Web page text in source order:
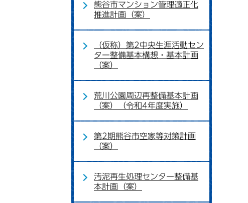
熊谷市マンション管理適正化
推進計画（案）
（仮称）第2中央生涯活動セン
ター整備基本構想・基本計画
（案）
荒川公園周辺再整備基本計画
（案）（令和4年度実施）
第2期熊谷市空家等対策計画
（案）
汚泥再生処理センター整備基
本計画（案）